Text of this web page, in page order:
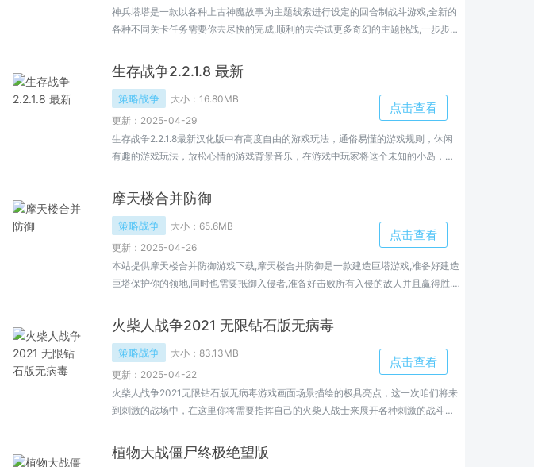
神兵塔塔是一款以各种上古神魔故事为主题线索进行设定的回合制战斗游戏,全新的
各种不同关卡任务需要你去尽快的完成,顺利的去尝试更多奇幻的主题挑战,一步步慢
生存战争2.2.1.8 最新
策略战争 大小： 16.80MB
更新：2025-04-29
点击查看
生存战争2.2.1.8最新汉化版中有高度自由的游戏玩法，通俗易懂的游戏规则，休闲
有趣的游戏玩法，放松心情的游戏背景音乐，在游戏中玩家将这个未知的小岛，自
犹豫啦，快去下载软件体验吧。
摩天楼合并防御
策略战争 大小： 65.6MB
更新：2025-04-26
点击查看
本站提供摩天楼合并防御游戏下载,摩天楼合并防御是一款建造巨塔游戏,准备好建造
巨塔保护你的领地,同时也需要抵御入侵者,准备好击败所有入侵的敌人并且赢得胜...,
火柴人战争2021 无限钻石版无病毒
策略战争 大小： 83.13MB
更新：2025-04-22
点击查看
火柴人战争2021无限钻石版无病毒游戏画面场景描绘的极具亮点，这一次咱们将来
到刺激的战场中，在这里你将需要指挥自己的火柴人战士来展开各种刺激的战斗，
战！
植物大战僵尸终极绝望版